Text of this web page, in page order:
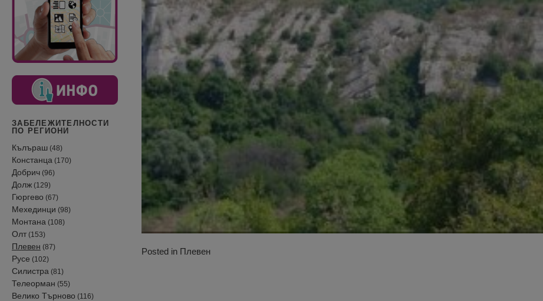
ЗАБЕЛЕЖИТЕЛНОСТИ
ПО РЕГИОНИ
Кълъраш (48)
Констанца (170)
Добрич (96)
Долж (129)
Гюргево (67)
Мехединци (98)
Монтана (108)
Олт (153)
Плевен (87)
Русе (102)
Силистра (81)
Телеорман (55)
Велико Търново (116)
Posted in Плевен